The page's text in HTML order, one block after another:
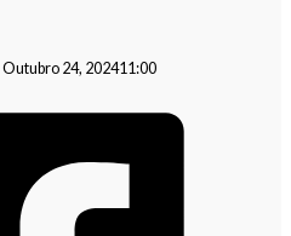
Outubro 24, 202411:00